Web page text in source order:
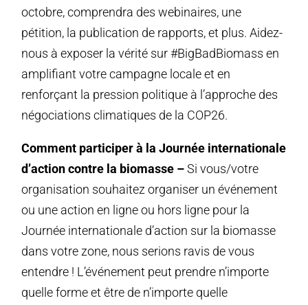
octobre, comprendra des webinaires, une
pétition, la publication de rapports, et plus. Aidez-
nous à exposer la vérité sur #BigBadBiomass en
amplifiant votre campagne locale et en
renforçant la pression politique à l’approche des
négociations climatiques de la COP26.
Comment participer à la Journée internationale
d’action contre la biomasse –Si vous/votre
organisation souhaitez organiser un événement
ou une action en ligne ou hors ligne pour la
Journée internationale d’action sur la biomasse
dans votre zone, nous serions ravis de vous
entendre ! L’événement peut prendre n’importe
quelle forme et être de n’importe quelle